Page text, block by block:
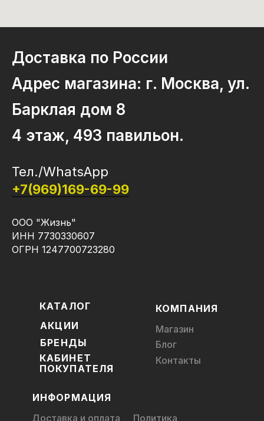
Доставка по России
Адрес магазина: г. Москва, ул.
Барклая дом 8
4 этаж, 493 павильон.
Тел./WhatsApp
+7(969)169-69-99
ООО "Жизнь"
ИНН 7730330607
ОГРН 1247700723280
КАТАЛОГ
КАБИНЕТ
ПОКУПАТЕЛЯ
БРЕНДЫ
АКЦИИ
Магазин
Блог
Контакты
КОМПАНИЯ
ИНФОРМАЦИЯ
Доставка и оплата
Политика